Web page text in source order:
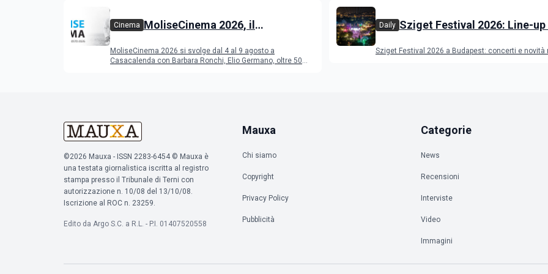
Cinema MoliseCinema 2026, il
MoliseCinema 2026 si svolge dal 4 al 9 agosto a
Casacalenda con Barbara Ronchi, Elio Germano, oltre 50
Daily Sziget Festival 2026: Line-up
Sziget Festival 2026 a Budapest: concerti e
©2026 Mauxa - ISSN 2283-6454 © Mauxa è
una testata giornalistica iscritta al registro
stampa presso il Tribunale di Terni con
autorizzazione n. 10/08 del 13/10/08.
Iscrizione al ROC n. 23259.
Edito da Argo S.C. a R.L. - P.I. 01407520558
Mauxa
Chi siamo
Copyright
Privacy Policy
Pubblicità
Categorie
News
Recensioni
Interviste
Video
Immagini